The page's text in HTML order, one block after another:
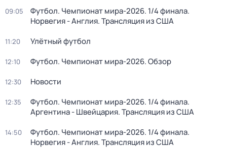
09:05
Футбол. Чемпионат мира-2026. 1/4 финала.
Норвегия - Англия. Трансляция из США
11:20 Улётный футбол
12:10 Футбол. Чемпионат мира-2026. Обзор
12:30 Новости
12:35
Футбол. Чемпионат мира-2026. 1/4 финала.
Аргентина - Швейцария. Трансляция из США
14:50
Футбол. Чемпионат мира-2026. 1/4 финала.
Норвегия - Англия. Трансляция из США